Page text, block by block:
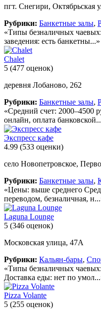
пгт. Снегири, Октябрьская
Рубрики: Банкетные залы,
«Типы безналичных
заведения: есть банкетны...»
Chalet
5 (477 оценок)
деревня Лобаново, 262
Рубрики: Банкетные залы,
«Средний счет: 2000–4500
онлайн, оплата
Экспресс кафе
4.99 (533 оценки)
село Новопетровское,
Рубрики: Банкетные залы,
«Цены: выше среднего
переводом, безналичная,
Laguna Lounge
5 (346 оценок)
Московская улица, 47А
Рубрики: Кальян-бары,
«Типы безналичных
Доставка еды: нет по
Pizza Volante
5 (255 оценок)